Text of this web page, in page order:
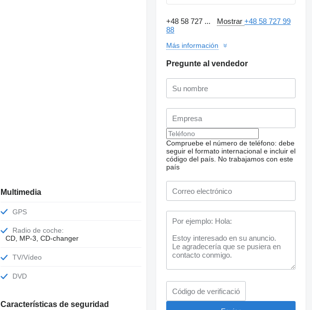
Multimedia
GPS
Radio de coche:
CD, MP-3, CD-changer
TV/Vídeo
DVD
Características de seguridad
+48 58 727 ... Mostrar+48 58 727 99
88
Más información
Pregunte al vendedor
Compruebe el número de teléfono: debe
seguir el formato internacional e incluir el
código del país. No trabajamos con este
país